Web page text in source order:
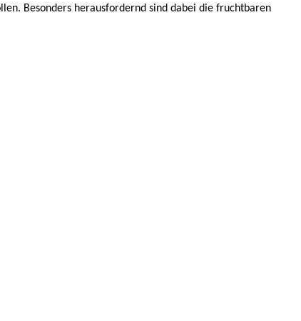
Besonders herausfordernd sind dabei die fruchtbaren